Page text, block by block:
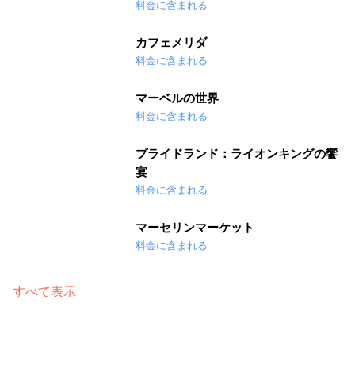
料金に含まれる
カフェメリダ
料金に含まれる
マーベルの世界
料金に含まれる
プライドランド：ライオンキングの饗
宴
料金に含まれる
マーセリンマーケット
料金に含まれる
すべて表示